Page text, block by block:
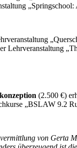
Lehrveranstaltung
(2.500 €)
„BSLAW 9.2
von Gerta